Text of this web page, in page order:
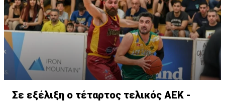
Σε εξέλιξη ο τέταρτος τελικός AEK -